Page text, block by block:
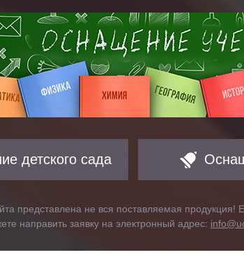
детского сада
представлена не вся поставляемая
направить заявку на электронный адрес: